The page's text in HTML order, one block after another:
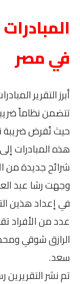
في مصر
أبرز التقرير
تتضمن نظاماً
هذه المبادرات
شرائح جديدة من
وجهت رشا عبد
في إعداد هذين
عدد من الأفراد
الرازق شوقي
سعد.
تم نشر التقريرين